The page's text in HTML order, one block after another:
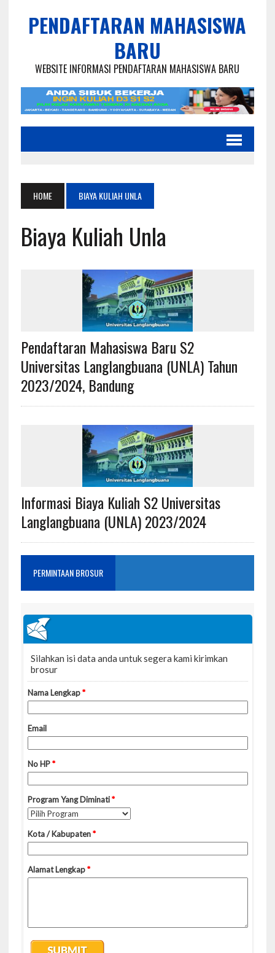
PENDAFTARAN MAHASISWA
BARU
WEBSITE INFORMASI PENDAFTARAN MAHASISWA BARU
HOME BIAYA KULIAH UNLA
Biaya Kuliah Unla
Pendaftaran Mahasiswa Baru S2
Universitas Langlangbuana (UNLA) Tahun
2023/2024, Bandung
Informasi Biaya Kuliah S2 Universitas
Langlangbuana (UNLA) 2023/2024
PERMINTAAN BROSUR